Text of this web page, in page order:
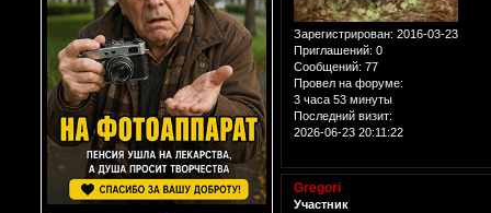
Зарегистрирован: 2016-03-23
Приглашений: 0
Сообщений: 77
Провел на форуме:
3 часа 53 минуты
Последний визит:
2026-06-23 20:11:22
Gregori
Участник